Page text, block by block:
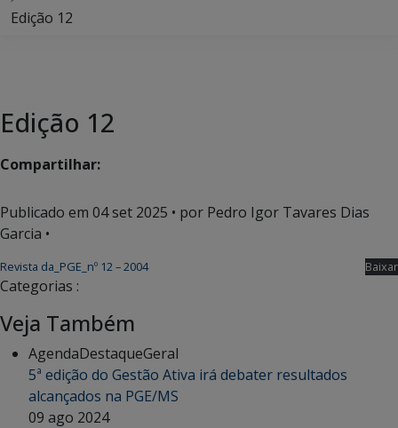
Edição 12
Edição 12
Compartilhar:
Publicado em 04 set 2025 • por Pedro Igor Tavares Dias
Garcia •
Revista da_PGE_nº 12 – 2004 Baixar
Categorias :
Veja Também
AgendaDestaqueGeral
5ª edição do Gestão Ativa irá debater resultados
alcançados na PGE/MS
09 ago 2024